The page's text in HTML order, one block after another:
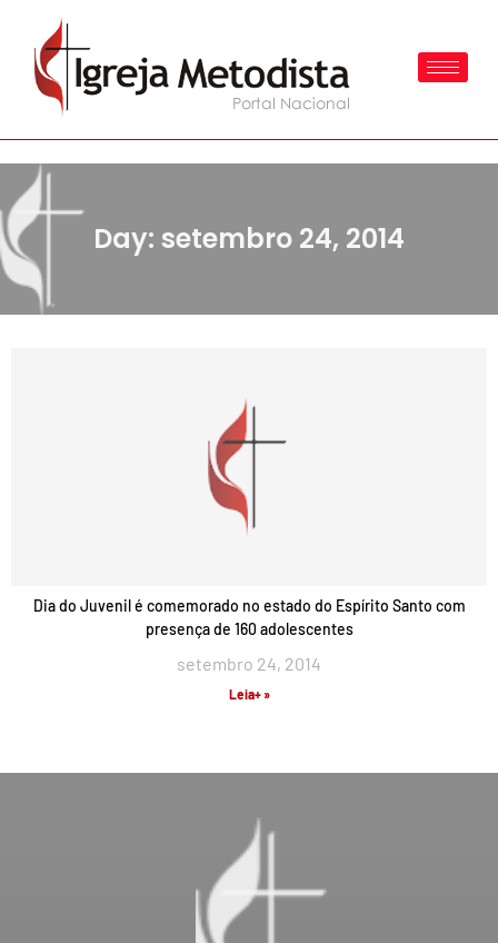
Day: setembro 24, 2014
Dia do Juvenil é comemorado no estado do Espírito Santo com
presença de 160 adolescentes
setembro 24, 2014
Leia+ »